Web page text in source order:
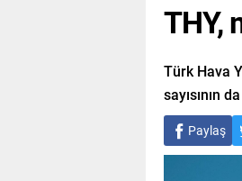
THY,
Türk Hava
sayısının
Paylaş